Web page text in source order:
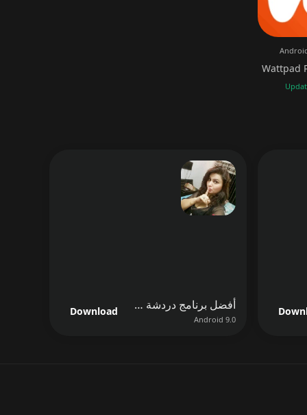
Wattpad
أفضل برنامج دردشة عشوائية
Android 9.0
Download